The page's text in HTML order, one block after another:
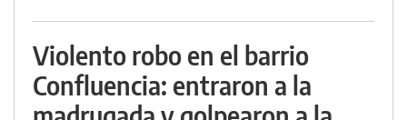
Violento robo en el barrio
Confluencia: entraron a la